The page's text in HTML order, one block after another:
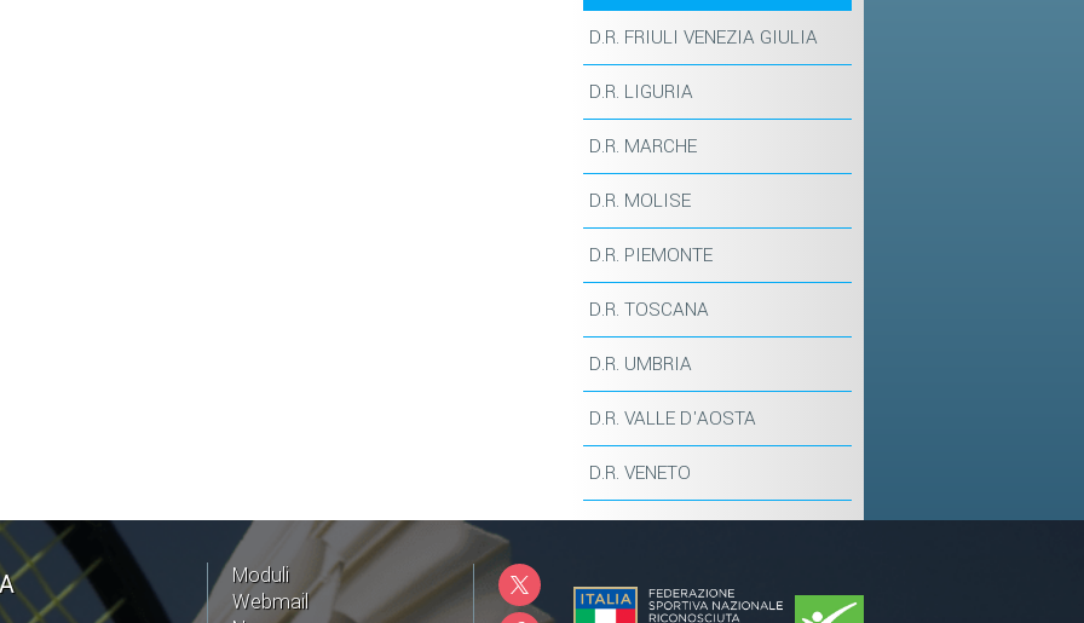
D.R. FRIULI VENEZIA GIULIA
D.R. LIGURIA
D.R. MARCHE
D.R. MOLISE
D.R. PIEMONTE
D.R. TOSCANA
D.R. UMBRIA
D.R. VALLE D'AOSTA
D.R. VENETO
Moduli
Webmail